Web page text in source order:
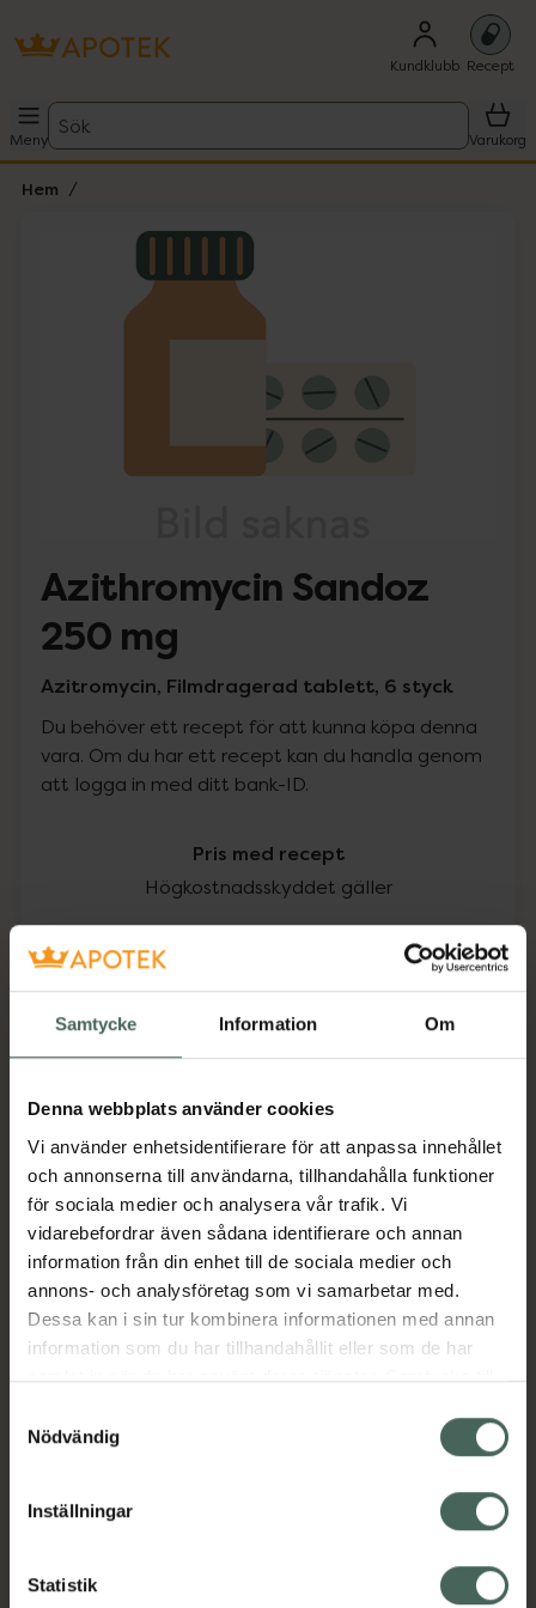
Samtycke Information Om
Denna webbplats använder cookies
Vi använder enhetsidentifierare för att anpassa innehållet
och annonserna till användarna, tillhandahålla funktioner
för sociala medier och analysera vår trafik. Vi
vidarebefordrar även sådana identifierare och annan
information från din enhet till de sociala medier och
annons- och analysföretag som vi samarbetar med.
Dessa kan i sin tur kombinera informationen med annan
information som du har tillhandahållit eller som de har
samlat in när du har använt deras tjänster. Samtycke till
återkalla ditt samtycke via webbplatsens
cookieinställningar. Ett återkallat samtycke påverkar inte
lagligheten av behandling som skett innan återkallelsen.
Nödvändig
Inställningar
Statistik
Kundklubb Recept
Meny
Sök
Varukorg
Hem
Lista: . Innehåller 1 objekt.
Azithromycin Sandoz
250 mg
Azitromycin, Filmdragerad tablett, 6 styck
Du behöver ett recept för att kunna köpa denna
vara. Om du har ett recept kan du handla genom
att logga in med ditt bank-ID.
Pris med recept
Högkostnadsskyddet gäller
110,48 kr
I apotek:110,48 kr
Köp via ditt recept
Aktuella erbjudanden
Beskrivning
EAN:07613421057084
Bipacksedel från FASS Visa
syd till Lappland i norr, och online i mobilen och på
datorn. Oavsett vem du är så är det vårt uppdrag att